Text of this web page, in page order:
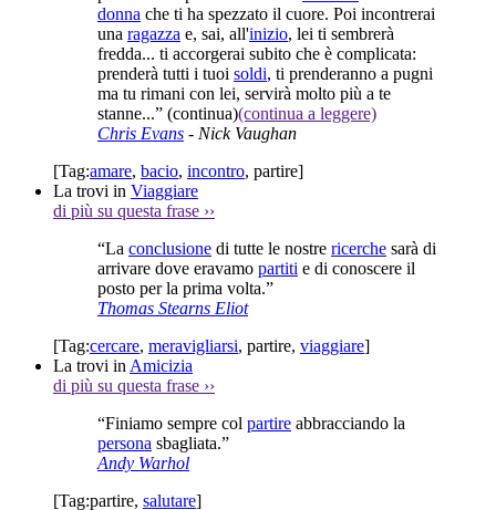
donna che ti ha spezzato il cuore. Poi incontrerai
una ragazza e, sai, all'inizio, lei ti sembrerà
fredda... ti accorgerai subito che è complicata:
prenderà tutti i tuoi soldi, ti prenderanno a pugni
ma tu rimani con lei, servirà molto più a te
stanne...” (continua)(continua a leggere)
Chris Evans - Nick Vaughan
[Tag:amare, bacio, incontro, partire]
La trovi in Viaggiare
di più su questa frase ››
“La conclusione di tutte le nostre ricerche sarà di
arrivare dove eravamo partiti e di conoscere il
posto per la prima volta.”
Thomas Stearns Eliot
[Tag:cercare, meravigliarsi, partire, viaggiare]
La trovi in Amicizia
di più su questa frase ››
“Finiamo sempre col partire abbracciando la
persona sbagliata.”
Andy Warhol
[Tag:partire, salutare]